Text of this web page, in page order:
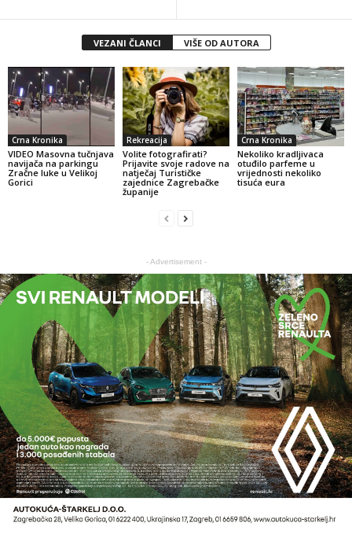
VEZANI ČLANCI VIŠE OD AUTORA
Crna Kronika
VIDEO Masovna tučnjava
navijača na parkingu
Zračne luke u Velikoj
Gorici
Rekreacija
Volite fotografirati?
Prijavite svoje radove na
natječaj Turističke
zajednice Zagrebačke
županije
Crna Kronika
Nekoliko kradljivaca
otuđilo parfeme u
vrijednosti nekoliko
tisuća eura
- Advertisement -